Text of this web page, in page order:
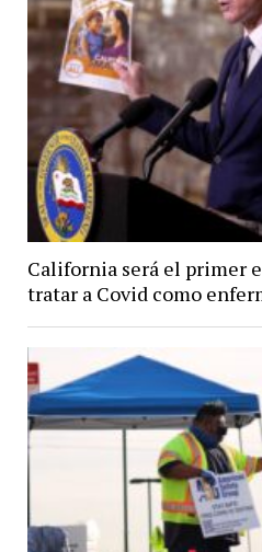
California será el primer
tratar a Covid como